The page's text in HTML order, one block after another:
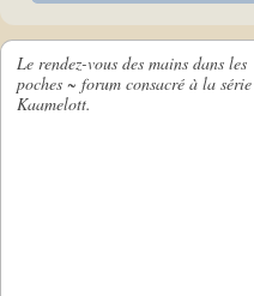
Le rendez-vous des mains dans les
poches ~ forum consacré à la série
Kaamelott.